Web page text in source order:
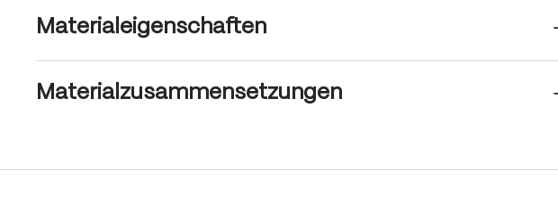
Materialeigenschaften
Materialzusammensetzungen